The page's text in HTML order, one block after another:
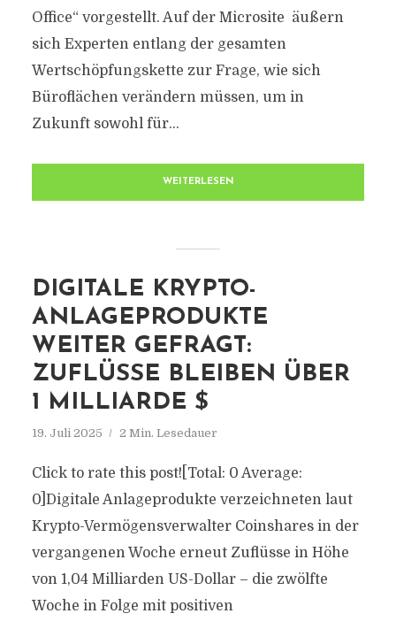
Office“ vorgestellt. Auf der Microsite äußern
sich Experten entlang der gesamten
Wertschöpfungskette zur Frage, wie sich
Büroflächen verändern müssen, um in
Zukunft sowohl für...
WEITERLESEN
DIGITALE KRYPTO-
ANLAGEPRODUKTE
WEITER GEFRAGT:
ZUFLÜSSE BLEIBEN ÜBER
1 MILLIARDE $
19. Juli 2025 2 Min. Lesedauer
Click to rate this post![Total: 0 Average:
0]Digitale Anlageprodukte verzeichneten laut
Krypto-Vermögensverwalter Coinshares in der
vergangenen Woche erneut Zuflüsse in Höhe
von 1,04 Milliarden US-Dollar – die zwölfte
Woche in Folge mit positiven